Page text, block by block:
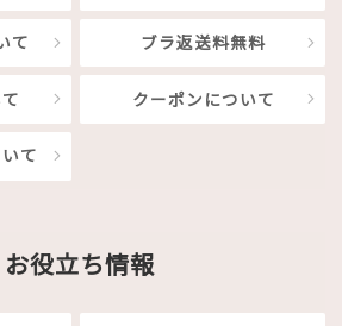
て ブラ返送料無料
クーポンについて
て
お役立ち情報